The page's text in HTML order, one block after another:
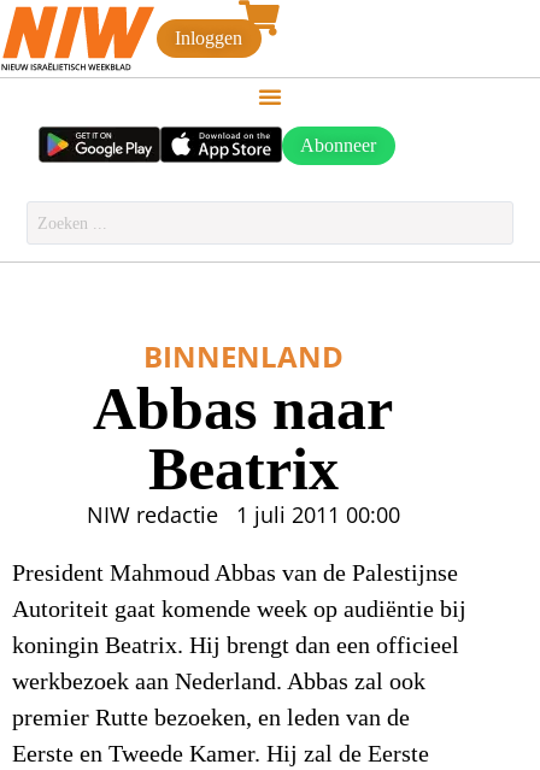
Inloggen
Abonneer
BINNENLAND
Abbas naar
Beatrix
NIW redactie 1 juli 2011 00:00
President Mahmoud Abbas van de Palestijnse
Autoriteit gaat komende week op audiëntie bij
koningin Beatrix. Hij brengt dan een officieel
werkbezoek aan Nederland. Abbas zal ook
premier Rutte bezoeken, en leden van de
Eerste en Tweede Kamer. Hij zal de Eerste